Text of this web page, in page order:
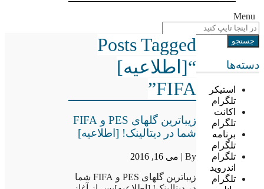
Menu
دسته‌ها
استیکر
تلگرام
اکانت
تلگرام
برنامه
تلگرام
تلگرام
اندروید
تلگرام
Posts Tagged
“[اطلاعیه]
FIFA”
زیباترین گلهای PES و FIFA
شما در دیتالینک! [اطلاعیه]
By | می 16, 2016
زیباترین گلهای PES و FIFA شما